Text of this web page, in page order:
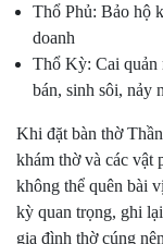
Thổ Phủ: Bảo hộ
doanh
Thổ Kỳ: Cai quản
bán, sinh sôi, nảy
Khi đặt bàn thờ
khám thờ và các vật
không thể quên bài
kỳ quan trọng, ghi
gia đình thờ cúng